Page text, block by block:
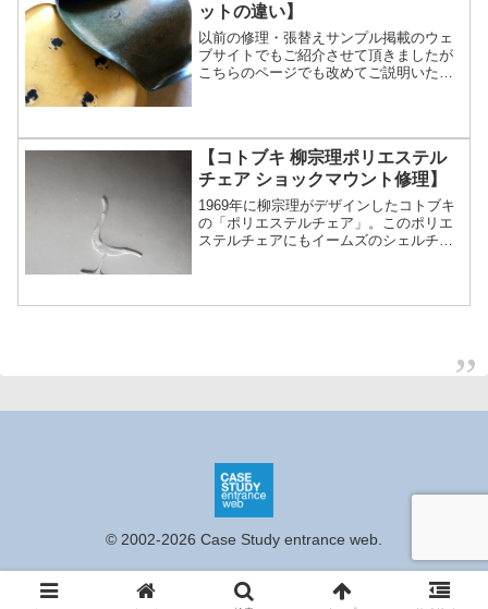
ットの違い】
以前の修理・張替えサンプル掲載のウェ
ブサイトでもご紹介させて頂きましたが
こちらのページでも改めてご説明いたし
張られていないFRPそ...
【コトブキ 柳宗理ポリエステル
チェア ショックマウント修理】
1969年に柳宗理がデザインしたコトブキ
の「ポリエステルチェア」。このポリエ
ステルチェアにもイームズのシェルチェ
理のご依頼は初めてでし...
© 2002-2026 Case Study entrance web.